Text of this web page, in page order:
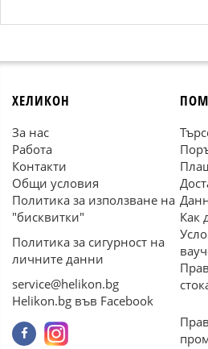
ХЕЛИКОН
За нас
Работа
Контакти
Общи условия
Политика за използване на
"бисквитки"
Политика за сигурност на
личните данни
service@helikon.bg
Helikon.bg във Facebook
Как